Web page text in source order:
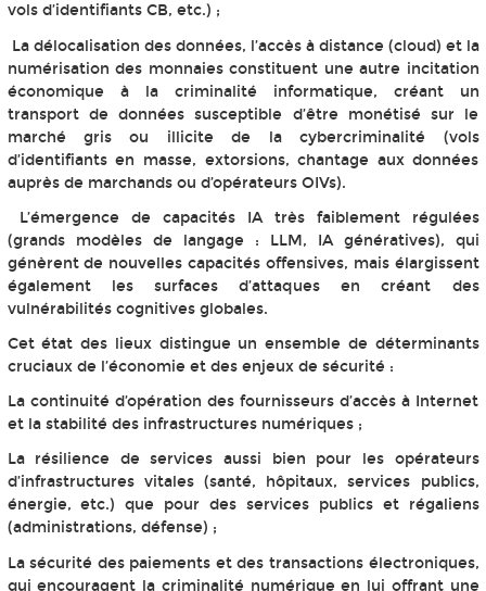
vols d’identifiants CB, etc.) ;
La délocalisation des données, l’accès à distance (cloud) et la
numérisation des monnaies constituent une autre incitation
économique à la criminalité informatique, créant un
transport de données susceptible d’être monétisé sur le
marché gris ou illicite de la cybercriminalité (vols
d’identifiants en masse, extorsions, chantage aux données
auprès de marchands ou d’opérateurs OIVs).
L’émergence de capacités IA très faiblement régulées
(grands modèles de langage : LLM, IA génératives), qui
génèrent de nouvelles capacités offensives, mais élargissent
également les surfaces d’attaques en créant des
vulnérabilités cognitives globales.
Cet état des lieux distingue un ensemble de déterminants
cruciaux de l’économie et des enjeux de sécurité :
La continuité d’opération des fournisseurs d’accès à Internet
et la stabilité des infrastructures numériques ;
La résilience de services aussi bien pour les opérateurs
d’infrastructures vitales (santé, hôpitaux, services publics,
énergie, etc.) que pour des services publics et régaliens
(administrations, défense) ;
La sécurité des paiements et des transactions électroniques,
qui encouragent la criminalité numérique en lui offrant une